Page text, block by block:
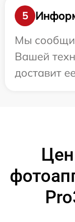
5
Мы
Вашей
доставит